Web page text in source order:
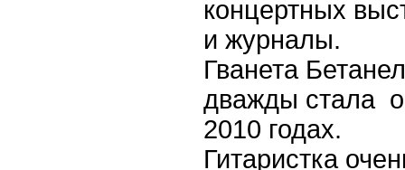
концертных
и
Гванета
дважды стала
2010 годах.
Гитаристка